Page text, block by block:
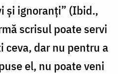
şi ignoranţi” (Ibid.,
scrisul poate servi
ceva, dar nu pentru a
el, nu poate veni